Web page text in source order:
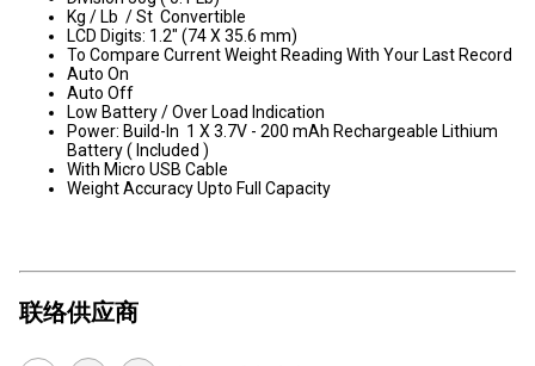
Kg / Lb / St Convertible
LCD Digits: 1.2" (74 X 35.6 mm)
To Compare Current Weight Reading With Your Last Record
Auto On
Auto Off
Low Battery / Over Load Indication
Power: Build-In 1 X 3.7V - 200 mAh Rechargeable Lithium
Battery ( Included )
With Micro USB Cable
Weight Accuracy Upto Full Capacity
联络供应商